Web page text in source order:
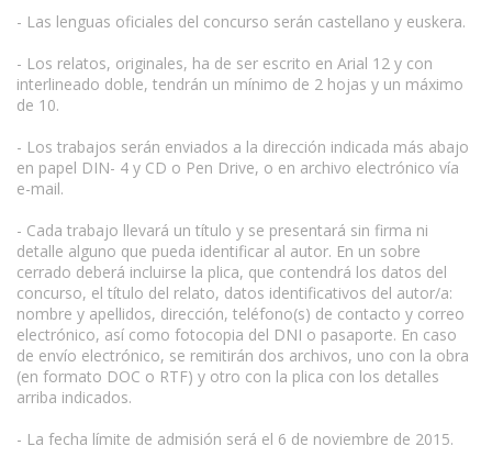
- Las lenguas oficiales del concurso serán castellano y euskera.
- Los relatos, originales, ha de ser escrito en Arial 12 y con
interlineado doble, tendrán un mínimo de 2 hojas y un máximo
de 10.
- Los trabajos serán enviados a la dirección indicada más abajo
en papel DIN- 4 y CD o Pen Drive, o en archivo electrónico vía
e-mail.
- Cada trabajo llevará un título y se presentará sin firma ni
detalle alguno que pueda identificar al autor. En un sobre
cerrado deberá incluirse la plica, que contendrá los datos del
concurso, el título del relato, datos identificativos del autor/a:
nombre y apellidos, dirección, teléfono(s) de contacto y correo
electrónico, así como fotocopia del DNI o pasaporte. En caso
de envío electrónico, se remitirán dos archivos, uno con la obra
(en formato DOC o RTF) y otro con la plica con los detalles
arriba indicados.
- La fecha límite de admisión será el 6 de noviembre de 2015.